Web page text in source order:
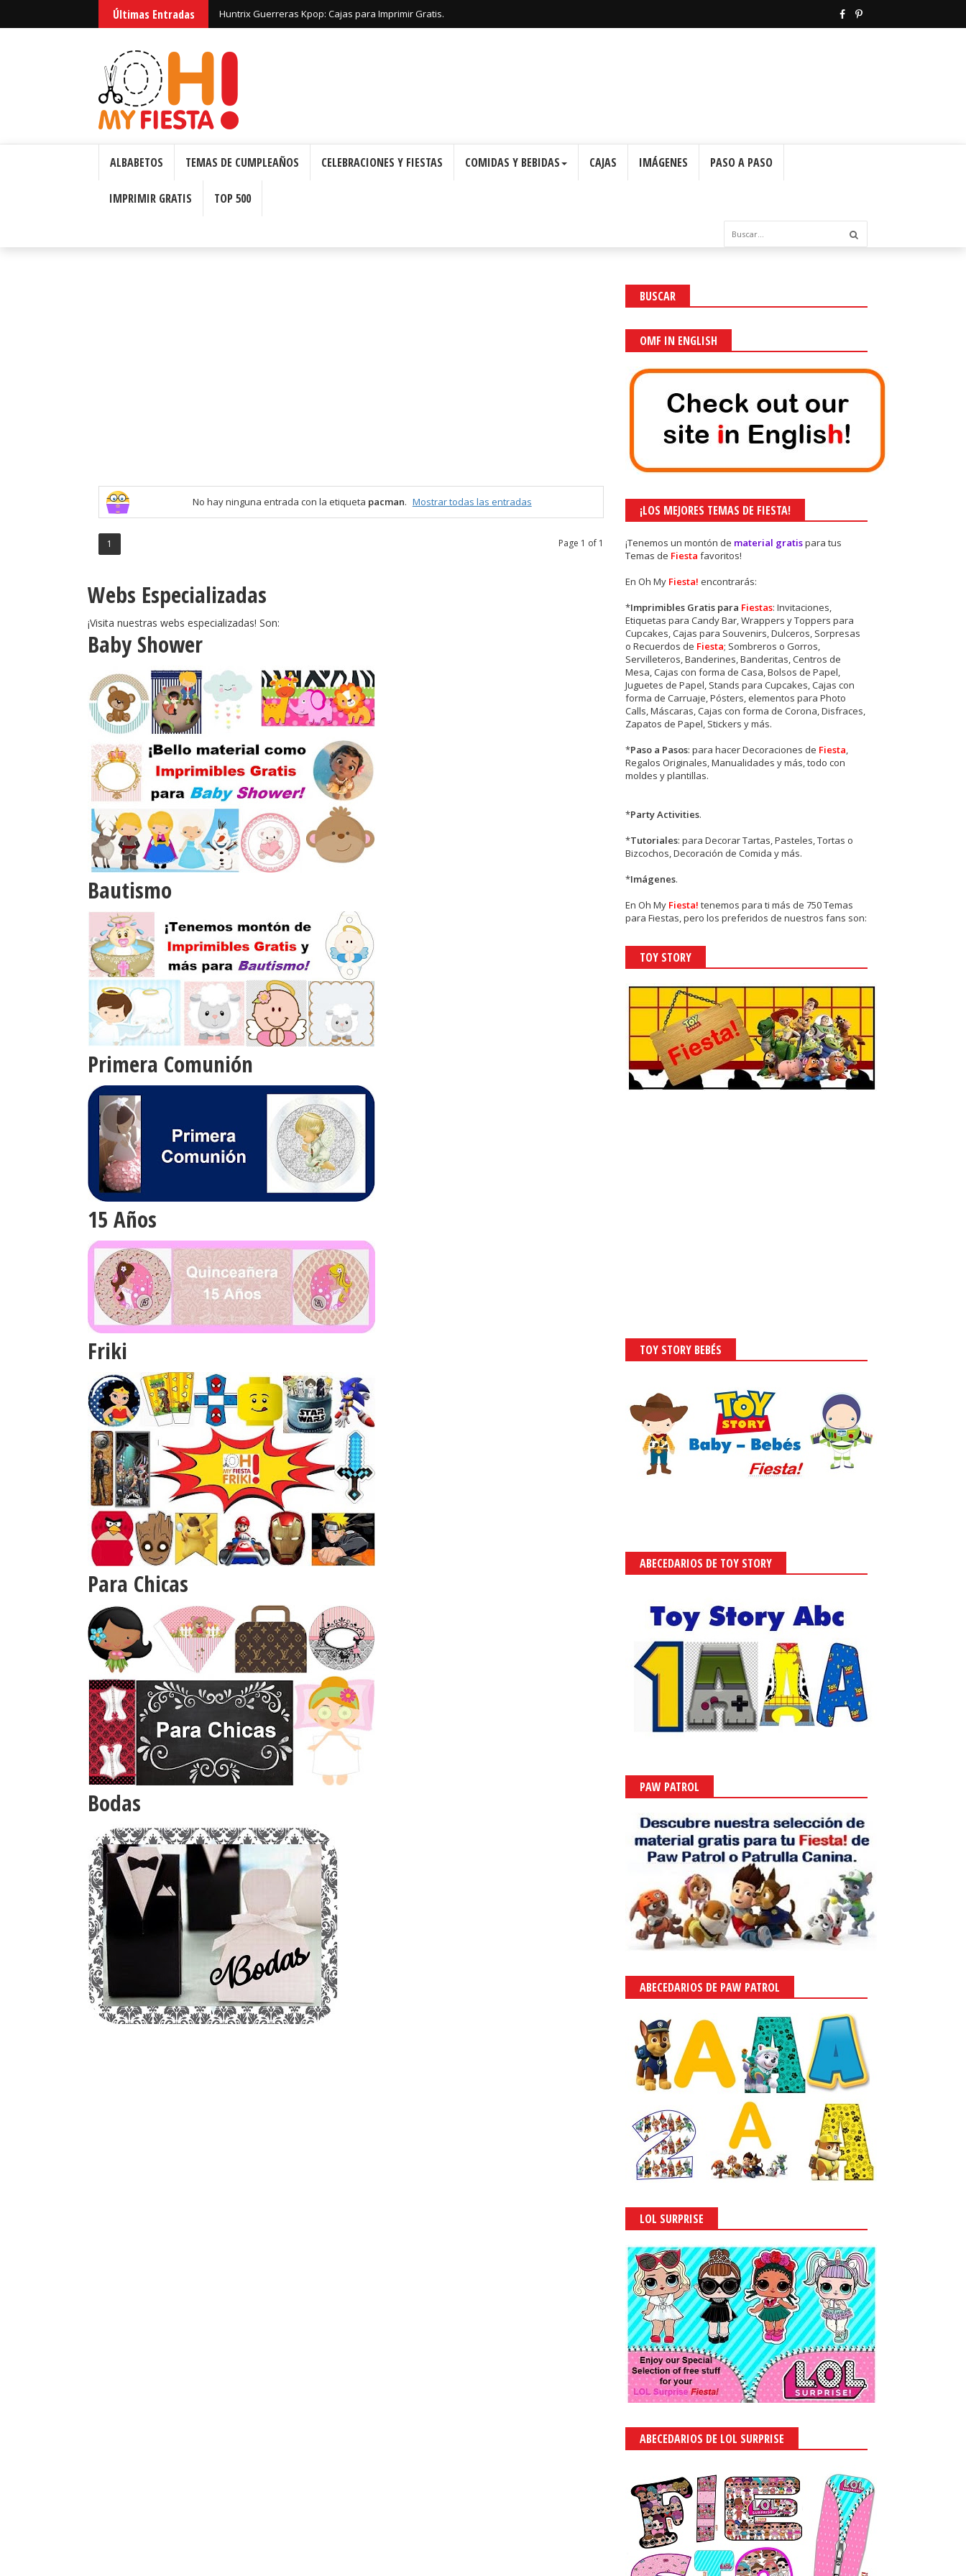
Últimas Entradas Huntrix Guerreras Kpop: Cajas para Imprimir Gratis.
ALBABETOS TEMAS DE CUMPLEAÑOS CELEBRACIONES Y FIESTAS COMIDAS Y BEBIDAS CAJAS IMÁGENES PASO A PASO
IMPRIMIR GRATIS TOP 500
No hay ninguna entrada con la etiqueta pacman. Mostrar todas las entradas
Page 1 of 1
1
Webs Especializadas
¡Visita nuestras webs especializadas! Son:
Baby Shower
Bautismo
Primera Comunión
15 Años
Friki
Para Chicas
Bodas
BUSCAR
OMF IN ENGLISH
¡LOS MEJORES TEMAS DE FIESTA!
¡Tenemos un montón de material gratispara tus
Temas de Fiestafavoritos!
En Oh My Fiesta!encontrarás:
*Imprimibles Gratis para Fiestas: Invitaciones,
Etiquetas para Candy Bar, Wrappers y Toppers para
Cupcakes, Cajas para Souvenirs, Dulceros, Sorpresas
o Recuerdos de Fiesta; Sombreros o Gorros,
Servilleteros, Banderines, Banderitas, Centros de
Mesa, Cajas con forma de Casa, Bolsos de Papel,
Juguetes de Papel, Stands para Cupcakes, Cajas con
forma de Carruaje, Pósters, elementos para Photo
Calls, Máscaras, Cajas con forma de Corona, Disfraces,
Zapatos de Papel, Stickers y más.
*Paso a Pasos: para hacer Decoraciones de Fiesta,
Regalos Originales, Manualidades y más, todo con
moldes y plantillas.
*Party Activities.
*Tutoriales: para Decorar Tartas, Pasteles, Tortas o
Bizcochos, Decoración de Comida y más.
*Imágenes.
EnOh My Fiesta! tenemos para ti más de 750 Temas
para Fiestas, pero los preferidos de nuestros fans son:
TOY STORY
TOY STORY BEBÉS
ABECEDARIOS DE TOY STORY
PAW PATROL
ABECEDARIOS DE PAW PATROL
LOL SURPRISE
ABECEDARIOS DE LOL SURPRISE